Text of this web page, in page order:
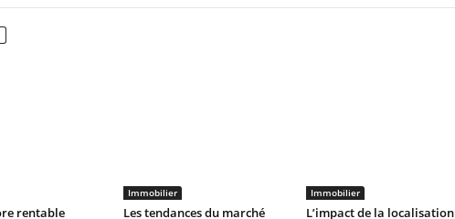
rentable
Immobilier
Les tendances du marché
Immobilier
L’impact de la localisation